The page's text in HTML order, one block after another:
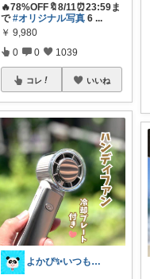
🔥78%OFF🔖8/11⏰23:59ま
で#オリジナル写真 6 ...
￥ 9,980
0 0 1039
コレ いいね
よかぴ✨いつも感謝です💖😊💖